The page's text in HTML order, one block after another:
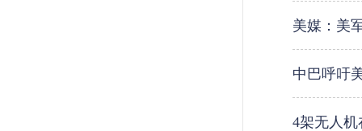
美媒：美
中巴呼吁
4架无人